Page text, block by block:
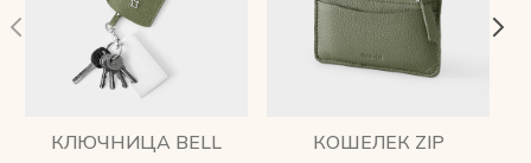
КЛЮЧНИЦА BELL КОШЕЛЕК ZIP